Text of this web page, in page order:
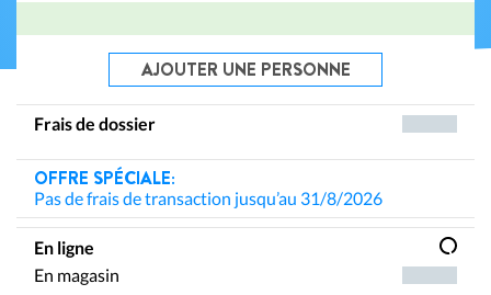
AJOUTER UNE PERSONNE
Frais de dossier
OFFRE SPÉCIALE:
Pas de frais de transaction jusqu’au 31/8/2026
En ligne
En magasin